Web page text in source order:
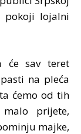
lojalni
će sav teret
na pleća
ćemo od tih
prijete,
majke,